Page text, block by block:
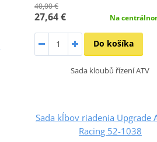
40,00 €
27,64 € Na
Do košíka
Sada kloubů řízení ATV
Sada kĺbov riadenia Upgrade
Racing 52-1038